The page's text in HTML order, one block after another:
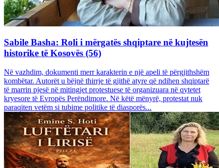
Sabile Basha: Roli i mërgatës shqiptare në kujtesën
historike të Kosovës (56)
Në vazhdim, dokumenti merr karakterin e një apeli të përgjithshëm
kombëtar. Autorët u bëjnë thirrje të gjithë atyre që ndihen shqiptarë
të marrin pjesë në mitingjet protestuese të organizuara në qytetet
kryesore të Evropës Perëndimore. Në këtë mënyrë, protestat nuk
paraqiten vetëm si tubime politike të diasporës...